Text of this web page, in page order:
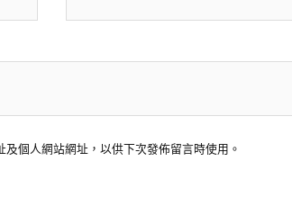
個人網站網址，以供下次發佈留言時使用。